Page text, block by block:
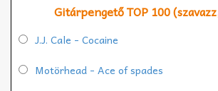
Gitárpengető TOP 100
J.J. Cale - Cocaine
Motörhead - Ace of spades